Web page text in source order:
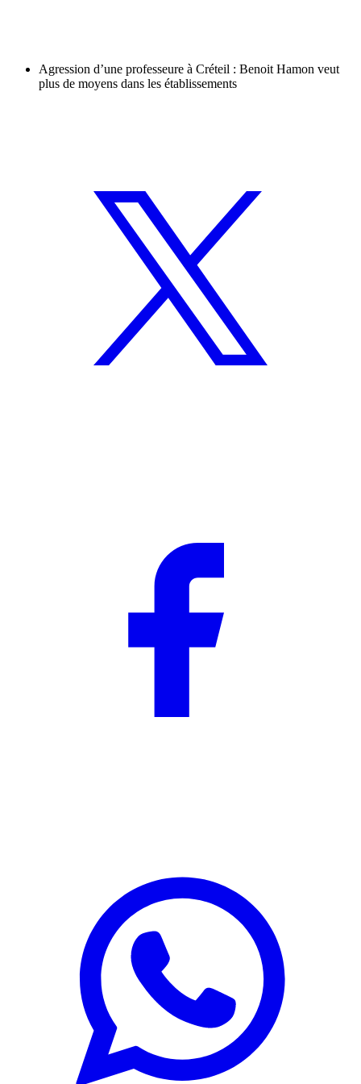
Agression d’une professeure à Créteil : Benoit Hamon veut
plus de moyens dans les établissements